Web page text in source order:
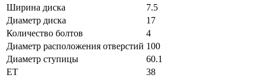
Ширина диска
7.5
Диаметр диска
17
Количество болтов
4
Диаметр расположения отверстий 100
Диаметр ступицы
60.1
ЕТ
38